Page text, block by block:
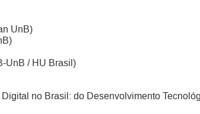
UnB)
UnB / HU Brasil)
no Brasil: do Desenvolvimento